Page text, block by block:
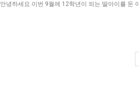
안녕하세요.이번 9월에 12학년이 되는 딸아이를 둔